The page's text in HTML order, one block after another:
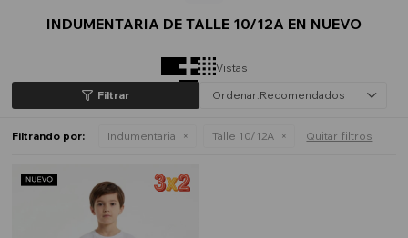
INDUMENTARIA DE TALLE 10/12A EN NUEVO
Vistas
Recomendados
Filtrando por: Indumentaria Talle 10/12A Quitar filtros